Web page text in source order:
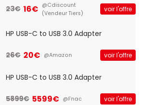
23€ 16€ @Cdiscount
(Vendeur Tiers)
voir l'offre
HP USB-C to USB 3.0 Adapter
26€ 20€ @Amazon voir l'offre
HP USB-C to USB 3.0 Adapter
5899€ 5599€ @Fnac voir l'offre